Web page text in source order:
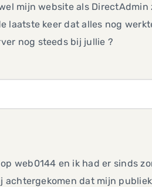
mijn website als
laatste keer dat alles nog
nog steeds bij jullie ?
web0144 en ik had er sinds
achtergekomen dat mijn